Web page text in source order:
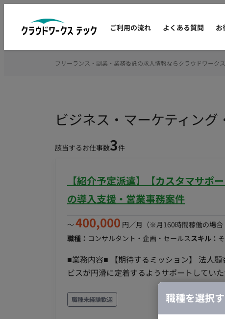
ご利用の流れ よくある質問 お
ビジネス・マーケティン
該当するお仕事数3件
【紹介予定派遣】【カスタマサ
の導入支援・営業事務案件
〜 400,000 円／月 （※月160時間稼働の場合
職種： コンサルタント・企画・セールススキル：
■業務内容■ 【期待するミッション】 法人顧客への導入支援（オンボーディング）を通じて、サー
ビスが円滑に定着するようサポートしてい
題をヒアリングし、サービスの改善提案を
く役割です。 ■ 【業務内容・担当工程】 法人顧客への導入オンボーディング、およびプロジェクト
職種未経験歓迎 職種を選択
フリーランス・副業・業務委託の求人情報ならクラウドワーク